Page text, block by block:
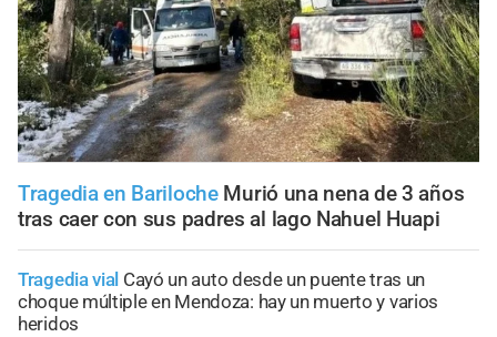
Tragedia en Bariloche Murió una nena de 3 años
tras caer con sus padres al lago Nahuel Huapi
Tragedia vial Cayó un auto desde un puente tras un
choque múltiple en Mendoza: hay un muerto y varios
heridos